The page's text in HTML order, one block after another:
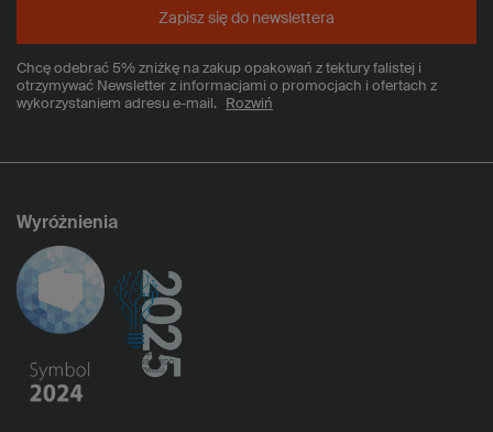
Chcę odebrać 5% zniżkę na zakup opakowań z tektury falistej i
otrzymywać Newsletter z informacjami o promocjach i ofertach z
wykorzystaniem adresu e-mail.
Rozwiń
Zapisz się do newslettera
Wyróżnienia